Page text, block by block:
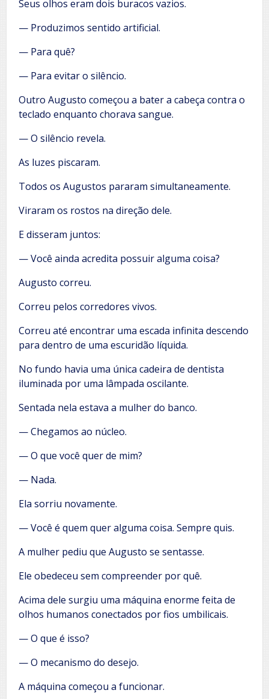
Seus olhos eram dois buracos vazios.
— Produzimos sentido artificial.
— Para quê?
— Para evitar o silêncio.
Outro Augusto começou a bater a cabeça contra o
teclado enquanto chorava sangue.
— O silêncio revela.
As luzes piscaram.
Todos os Augustos pararam simultaneamente.
Viraram os rostos na direção dele.
E disseram juntos:
— Você ainda acredita possuir alguma coisa?
Augusto correu.
Correu pelos corredores vivos.
Correu até encontrar uma escada infinita descendo
para dentro de uma escuridão líquida.
No fundo havia uma única cadeira de dentista
iluminada por uma lâmpada oscilante.
Sentada nela estava a mulher do banco.
— Chegamos ao núcleo.
— O que você quer de mim?
— Nada.
Ela sorriu novamente.
— Você é quem quer alguma coisa. Sempre quis.
A mulher pediu que Augusto se sentasse.
Ele obedeceu sem compreender por quê.
Acima dele surgiu uma máquina enorme feita de
olhos humanos conectados por fios umbilicais.
— O que é isso?
— O mecanismo do desejo.
A máquina começou a funcionar.